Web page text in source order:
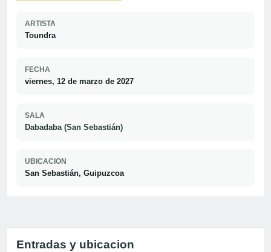
ARTISTA
Toundra
FECHA
viernes, 12 de marzo de 2027
SALA
Dabadaba (San Sebastián)
UBICACION
San Sebastián, Guipuzcoa
Entradas y ubicacion